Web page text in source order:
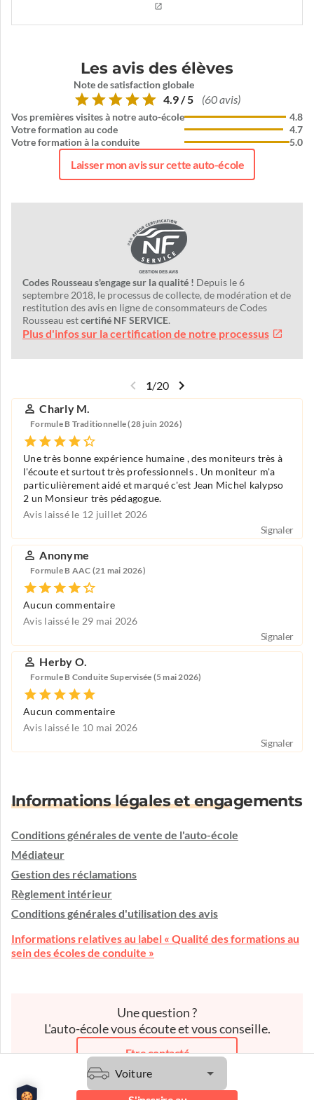
Les avis des élèves
Note de satisfaction globale
4.9 / 5 (60 avis)
Vos premières visites à notre auto-école
Votre formation au code
Votre formation à la conduite
4.8
4.7
5.0
Laisser mon avis sur cette auto-école
Codes Rousseau s'engage sur la qualité ! Depuis le 6
septembre 2018, le processus de collecte, de modération et de
restitution des avis en ligne de consommateurs de Codes
Rousseau estcertifié NF SERVICE.
Plus d'infos sur la certification de notre processus
1/20
Charly M.
Formule B Traditionnelle (28 juin 2026)
Une très bonne expérience humaine , des moniteurs très à
l'écoute et surtout très professionnels . Un moniteur m'a
particulièrement aidé et marqué c'est Jean Michel kalypso
2 un Monsieur très pédagogue.
Avis laissé le 12 juillet 2026
Signaler
Anonyme
Formule B AAC (21 mai 2026)
Aucun commentaire
Avis laissé le 29 mai 2026
Signaler
Herby O.
Formule B Conduite Supervisée (5 mai 2026)
Aucun commentaire
Avis laissé le 10 mai 2026
Signaler
Informations légales et engagements
Conditions générales de vente de l'auto-école
Médiateur
Gestion des réclamations
Règlement intérieur
Conditions générales d'utilisation des avis
Informations relatives au label « Qualité des formations au
sein des écoles de conduite »
Une question ?
L'auto-école vous écoute et vous conseille.
Etre contacté
Voiture